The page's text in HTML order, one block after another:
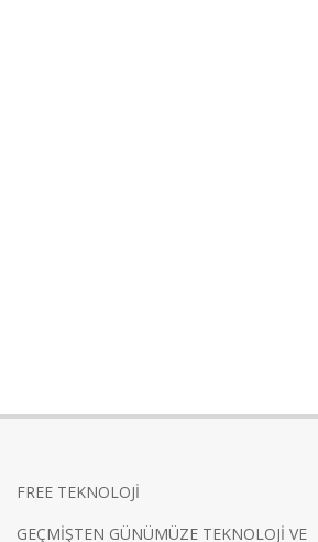
FREE TEKNOLOJİ
GEÇMİŞTEN GÜNÜMÜZE TEKNOLOJİ VE